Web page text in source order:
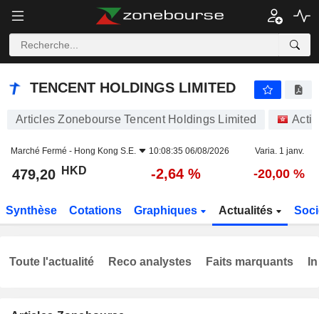
TENCENT HOLDINGS LIMITED
Articles Zonebourse Tencent Holdings Limited
Marché Fermé - Hong Kong S.E. 10:08:35 06/08/2026 Varia. 1 janv.
479,20 HKD -2,64 % -20,00 %
Synthèse Cotations Graphiques Actualités
Toute l'actualité Reco analystes Faits marquants